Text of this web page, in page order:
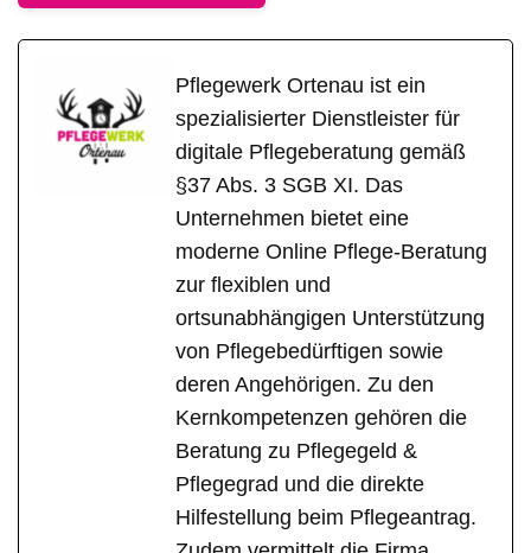
Pflegewerk Ortenau ist ein
spezialisierter Dienstleister für
digitale Pflegeberatung gemäß
§37 Abs. 3 SGB XI. Das
Unternehmen bietet eine
moderne Online Pflege-Beratung
zur flexiblen und
ortsunabhängigen Unterstützung
von Pflegebedürftigen sowie
deren Angehörigen. Zu den
Kernkompetenzen gehören die
Beratung zu Pflegegeld &
Pflegegrad und die direkte
Hilfestellung beim Pflegeantrag.